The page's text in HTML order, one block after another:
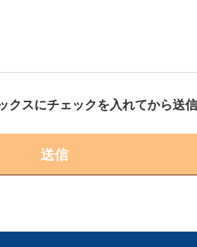
スにチェックを入れてから送信